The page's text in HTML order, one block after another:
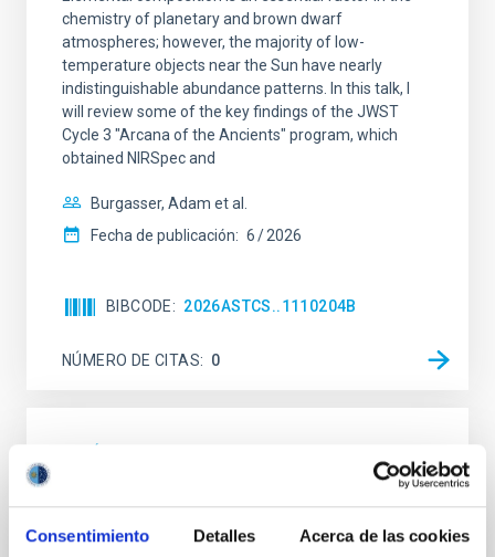
Consentimiento Detalles Acerca de las cookies
chemistry of planetary and brown dwarf
atmospheres; however, the majority of low-
temperature objects near the Sun have nearly
indistinguishable abundance patterns. In this talk, I
will review some of the key findings of the JWST
Cycle 3 "Arcana of the Ancients" program, which
obtained NIRSpec and
Burgasser, Adam et al.
Fecha de publicación: 6 2026
BIBCODE 2026ASTCS..1110204B
NÚMERO DE CITAS 0
terrestrial planet population